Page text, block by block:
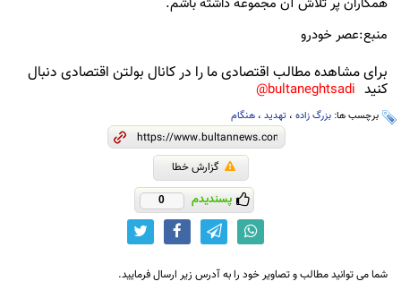
منبع:عصر خودرو
برای مشاهده مطالب اقتصادی ما را در کانال بولتن اقتصادی دنبال
کنید bultaneghtsadi@
برچسب ها: بزرگ زاده ، تهدید ، هنگام
گزارش خطا
پسندیدم 0
شما می توانید مطالب و تصاویر خود را به آدرس زیر ارسال فرمایید.